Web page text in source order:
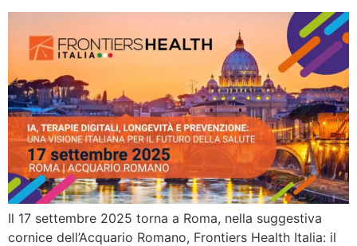
Il 17 settembre 2025 torna a Roma, nella suggestiva
cornice dell’Acquario Romano, Frontiers Health Italia: il